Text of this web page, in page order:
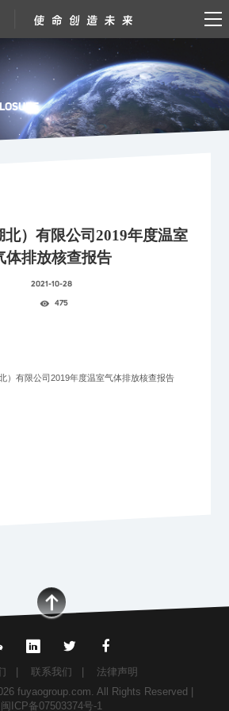
北）有限公司2019年度温室
体排放核查报告
2021-10-28
475
）有限公司2019年度温室气体排放核查报告
联系我们
法律声明
fuyaogroup.com. All Rights Reserved |
闽ICP备07503374号-1